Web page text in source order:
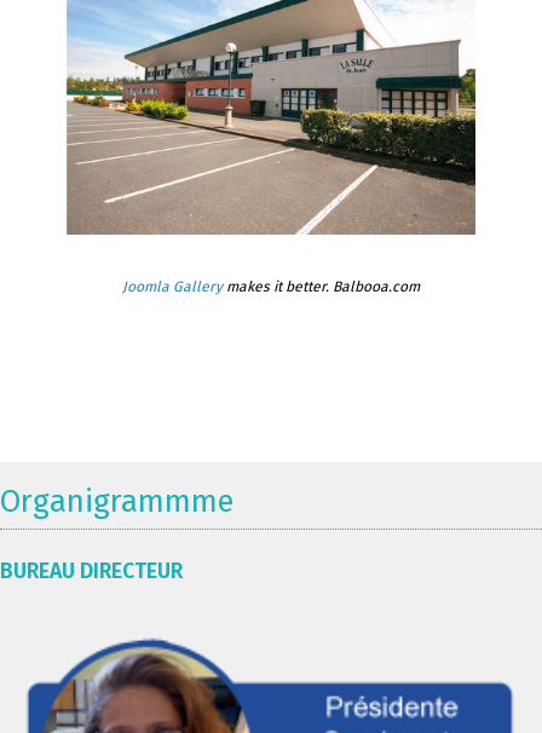
Joomla Gallerymakes it better. Balbooa.com
Organigrammme
BUREAU DIRECTEUR